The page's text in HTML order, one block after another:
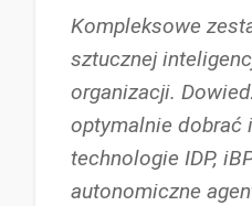
Kompleksowe
sztucznej
organizacji.
optymalnie dobrać
technologie IDP,
autonomiczne